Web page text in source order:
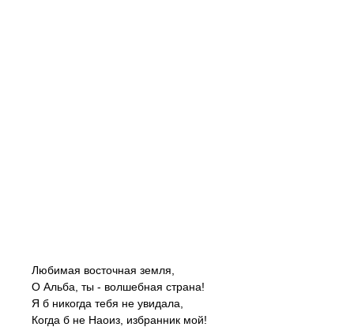
Любимая восточная земля,
О Альба, ты - волшебная страна!
Я б никогда тебя не увидала,
Когда б не Наоиз, избранник мой!